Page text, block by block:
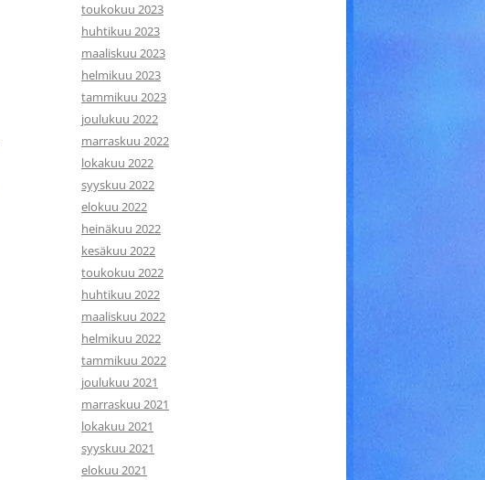
toukokuu 2023
huhtikuu 2023
maaliskuu 2023
helmikuu 2023
tammikuu 2023
joulukuu 2022
marraskuu 2022
lokakuu 2022
syyskuu 2022
elokuu 2022
heinäkuu 2022
kesäkuu 2022
toukokuu 2022
huhtikuu 2022
maaliskuu 2022
helmikuu 2022
tammikuu 2022
joulukuu 2021
marraskuu 2021
lokakuu 2021
syyskuu 2021
elokuu 2021